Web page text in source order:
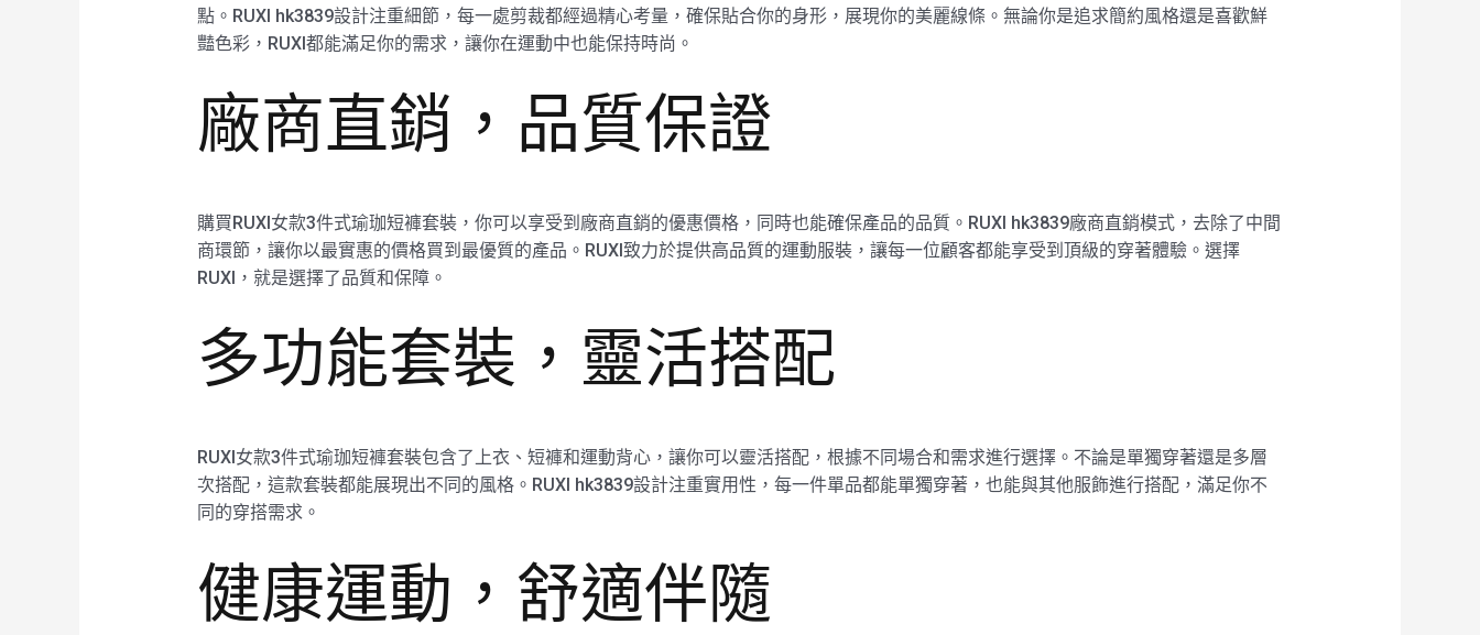
點。RUXI hk3839設計注重細節，每一處剪裁都經過精心考量，確保貼合你的身形，展現你的美麗線條。無論你是追求簡約風格還是喜歡鮮
豔色彩，RUXI都能滿足你的需求，讓你在運動中也能保持時尚。
廠商直銷，品質保證
購買RUXI女款3件式瑜珈短褲套裝，你可以享受到廠商直銷的優惠價格，同時也能確保產品的品質。RUXI hk3839廠商直銷模式，去除了中間
商環節，讓你以最實惠的價格買到最優質的產品。RUXI致力於提供高品質的運動服裝，讓每一位顧客都能享受到頂級的穿著體驗。選擇
RUXI，就是選擇了品質和保障。
多功能套裝，靈活搭配
RUXI女款3件式瑜珈短褲套裝包含了上衣、短褲和運動背心，讓你可以靈活搭配，根據不同場合和需求進行選擇。不論是單獨穿著還是多層
次搭配，這款套裝都能展現出不同的風格。RUXI hk3839設計注重實用性，每一件單品都能單獨穿著，也能與其他服飾進行搭配，滿足你不
同的穿搭需求。
健康運動，舒適伴隨